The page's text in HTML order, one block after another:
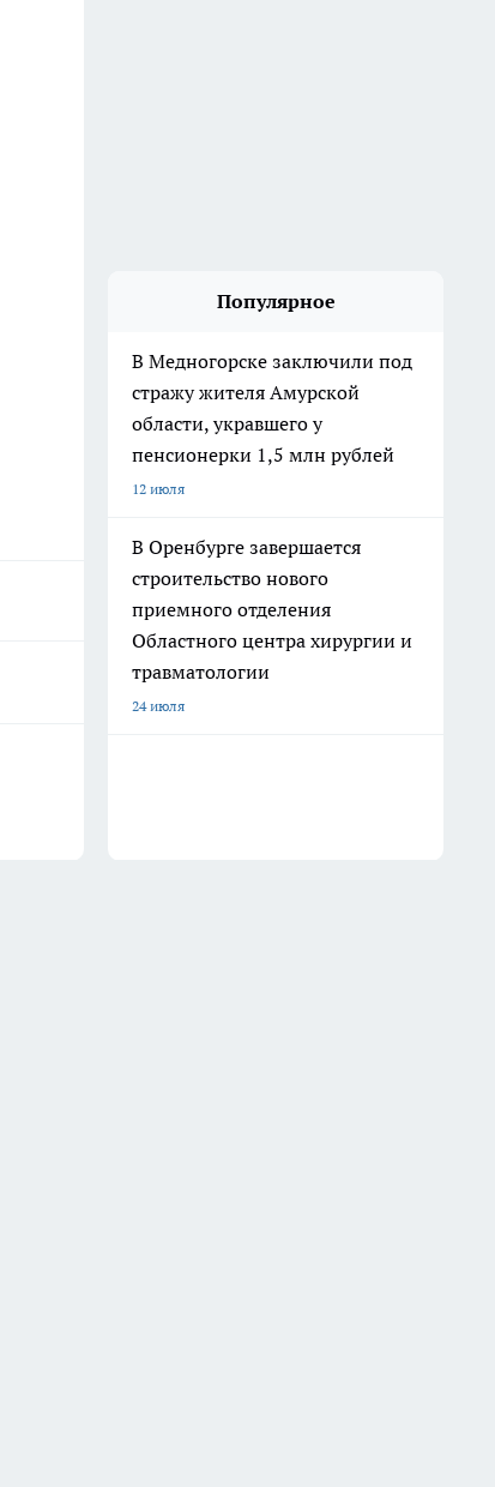
Популярное
В Медногорске заключили под
стражу жителя Амурской
области, укравшего у
пенсионерки 1,5 млн рублей
12 июля
В Оренбурге завершается
строительство нового
приемного отделения
Областного центра хирургии и
травматологии
24 июля